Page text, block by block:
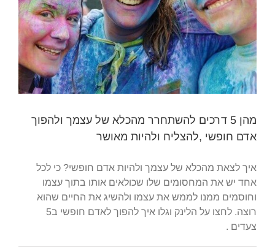
מהן 5 דרכים להשתחרר מהכלא של עצמך ולהפוך
אדם חופשי ,להצליח ולהיות מאושר
איך לצאת מהכלא של עצמך ולהיות אדם חופשי? כי לכל
אחד יש את המחסומים שלו שכולאים אותו בתוך עצמו
וחוסמים ממנו לממש את עצמו ולהשיג את החיים שהוא
רוצה. לחצו על הלינק וגלו איך להפוך לאדם חופשי ב5
צעדים .